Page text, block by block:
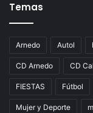
Temas
Arnedo Autol
CD Arnedo CD
FIESTAS Fútbol
Mujer y Deporte